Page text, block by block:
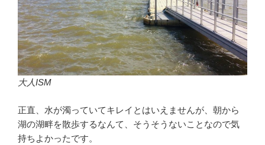
大人ISM
正直、水が濁っていてキレイとはいえませんが、朝から
湖の湖畔を散歩するなんて、そうそうないことなので気
持ちよかったです。